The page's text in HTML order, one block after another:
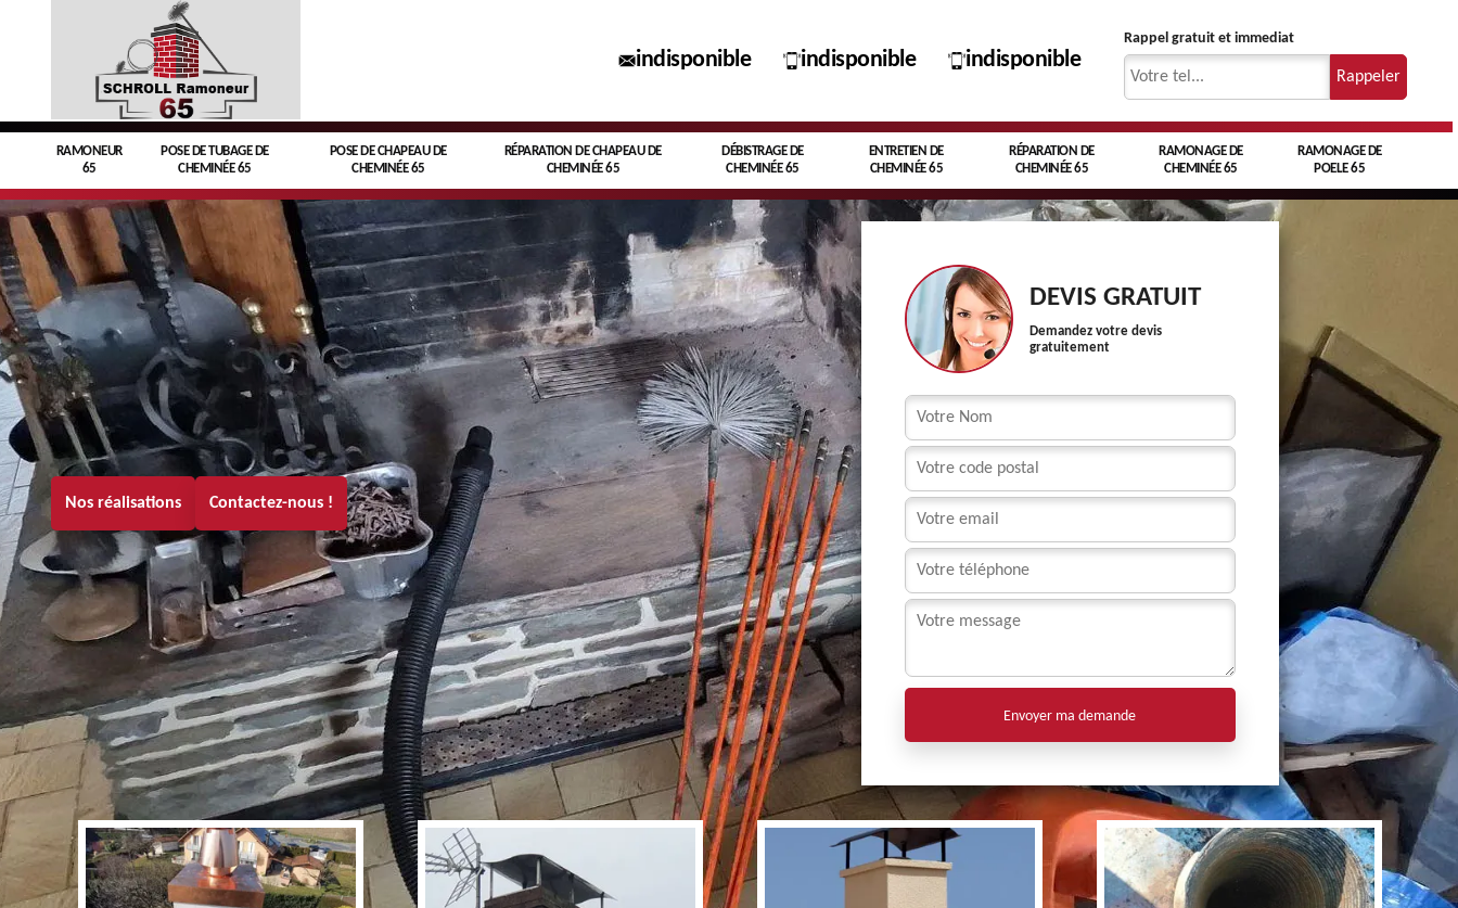
indisponible indisponible indisponible
Rappel gratuit et immediat
RAMONEUR
65
POSE DE TUBAGE DE
CHEMINÉE 65
POSE DE CHAPEAU DE
CHEMINÉE 65
RÉPARATION DE CHAPEAU DE
CHEMINÉE 65
DÉBISTRAGE DE
CHEMINÉE 65
ENTRETIEN DE
CHEMINÉE 65
RÉPARATION DE
CHEMINÉE 65
RAMONAGE DE
CHEMINÉE 65
RAMONAGE DE
POELE 65
Nos réalisations Contactez-nous !
DEVIS GRATUIT
Demandez votre devis
gratuitement